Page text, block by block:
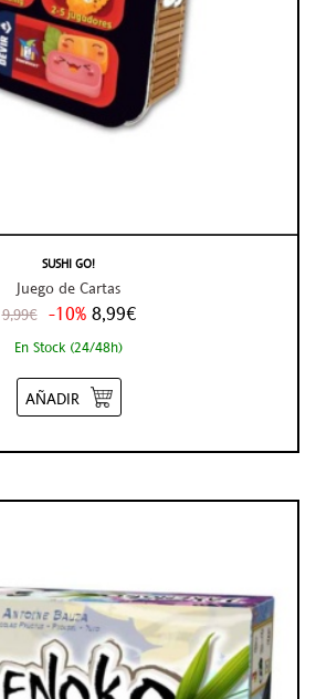
SUSHI GO!
Juego de Cartas
9,99€ -10% 8,99€
En Stock (24/48h)
AÑADIR